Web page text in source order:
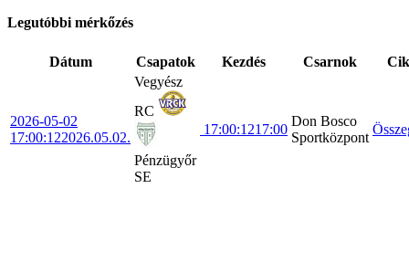
Legutóbbi mérkőzés
Dátum Csapatok Kezdés Csarnok
2026-05-02
17:00:122026.05.02.
Vegyész
RC
Pénzügyőr
SE
17:00:1217:00
Don Bosco
Sportközpont